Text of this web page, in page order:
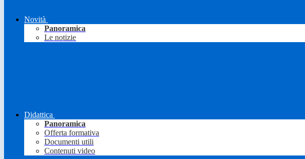
Novità
Panoramica
Le notizie
Didattica
Panoramica
Offerta formativa
Documenti utili
Contenuti video